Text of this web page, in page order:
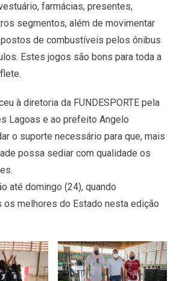
farmácias, presentes,
segmentos, além de movimentar
de combustíveis pelos ônibus
Estes jogos são bons para toda a
à diretoria da FUNDESPORTE pela
Lagoas e ao prefeito Angelo
o suporte necessário para que, mais
possa sediar com qualidade os
até domingo (24), quando
os melhores do Estado nesta edição